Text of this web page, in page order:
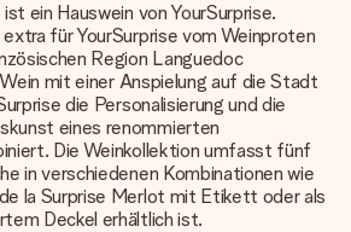
ein Hauswein von YourSurprise.
für YourSurprise vom Weinproten
Region Languedoc
mit einer Anspielung auf die Stadt
die Personalisierung und die
eines renommierten
Die Weinkollektion umfasst fünf
in verschiedenen Kombinationen wie
la Surprise Merlot mit Etikett oder als
Deckel erhältlich ist.